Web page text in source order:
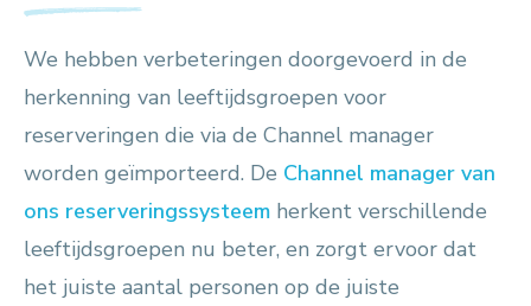
We hebben verbeteringen doorgevoerd in de
herkenning van leeftijdsgroepen voor
reserveringen die via de Channel manager
worden geïmporteerd. De Channel manager van
ons reserveringssysteem herkent verschillende
leeftijdsgroepen nu beter, en zorgt ervoor dat
het juiste aantal personen op de juiste